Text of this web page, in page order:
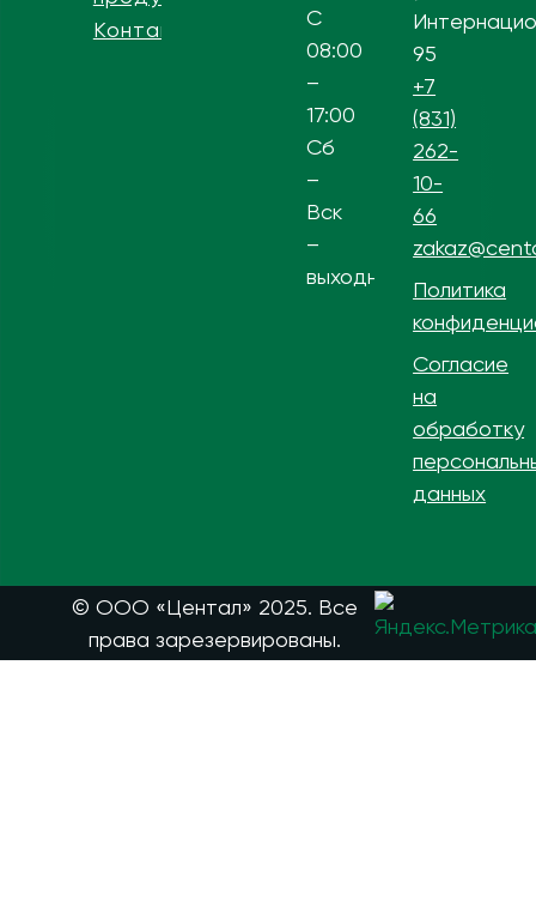
Контакты
С
08:00
–
17:00
Сб
–
Вск
–
выходной
95
+7
(831)
262-
10-
66
Политика
Согласие
на
обработку
данных
© ООО «Центал» 2025. Все
права зарезервированы.